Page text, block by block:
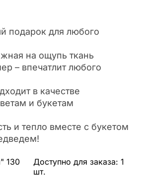
подарок для любого
на ощупь ткань
– впечатлит любого
в качестве
и букетам
и тепло вместе с букетом
130 Доступно для заказа: 1
шт.